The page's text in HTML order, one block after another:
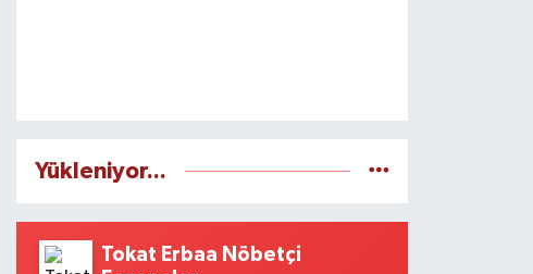
Yükleniyor...
Tokat Erbaa Nöbetçi